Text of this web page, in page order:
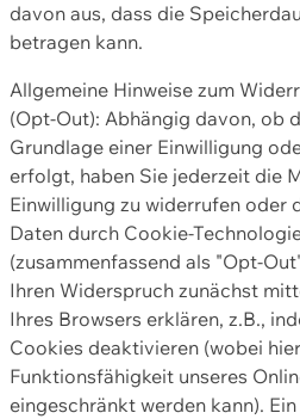
davon aus, dass die
betragen kann.
Allgemeine Hinweise zum
(Opt-Out): Abhängig davon, ob
Grundlage einer Einwilligung
erfolgt, haben Sie jederzeit die
Einwilligung zu widerrufen oder
Daten durch Cookie-
(zusammenfassend als "Opt-
Ihren Widerspruch zunächst
Ihres Browsers erklären, z.B.,
Cookies deaktivieren (wobei
Funktionsfähigkeit unseres
eingeschränkt werden kann).